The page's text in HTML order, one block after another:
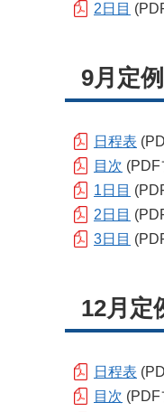
2日目
9月定
日程表
目次 (PDF
1日目
2日目
3日目
12月定
日程表
目次 (PDF